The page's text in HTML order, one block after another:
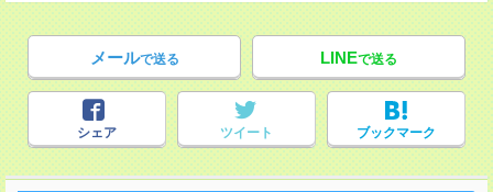
メールで送る LINEで送る
シェア ツイート ブックマーク